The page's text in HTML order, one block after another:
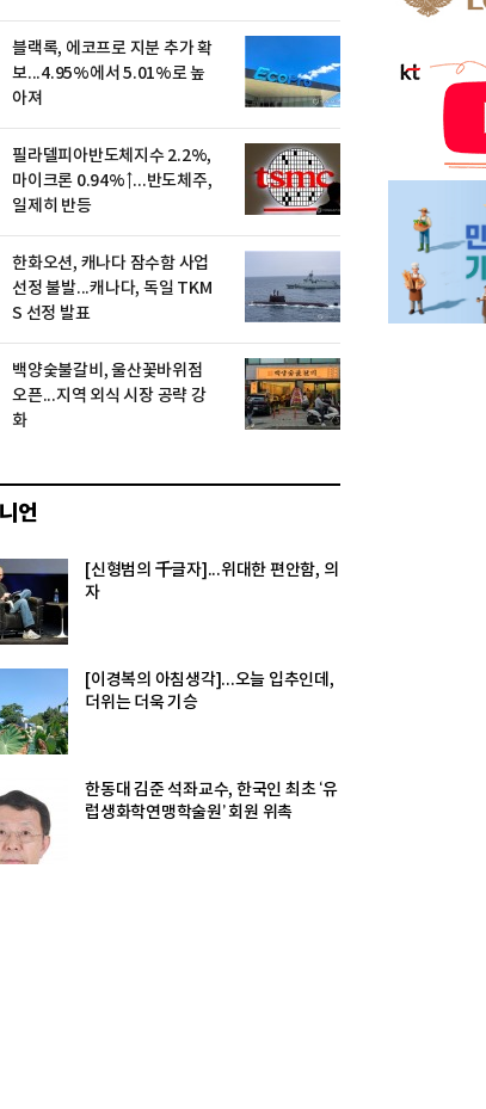
블랙록, 에코프로 지분 추가 확
보...4.95%에서 5.01%로 높
아져
필라델피아반도체지수 2.2%,
마이크론 0.94%↑...반도체주,
일제히 반등
한화오션, 캐나다 잠수함 사업
선정 불발...캐나다, 독일 TKM
S 선정 발표
백양숯불갈비, 울산꽃바위점
오픈...지역 외식 시장 공략 강
화
언
[신형범의 千글자]...위대한 편안함, 의
자
[이경복의 아침생각]...오늘 입추인데,
더위는 더욱 기승
한동대 김준 석좌교수, 한국인 최초 ‘유
럽생화학연맹학술원’ 회원 위촉